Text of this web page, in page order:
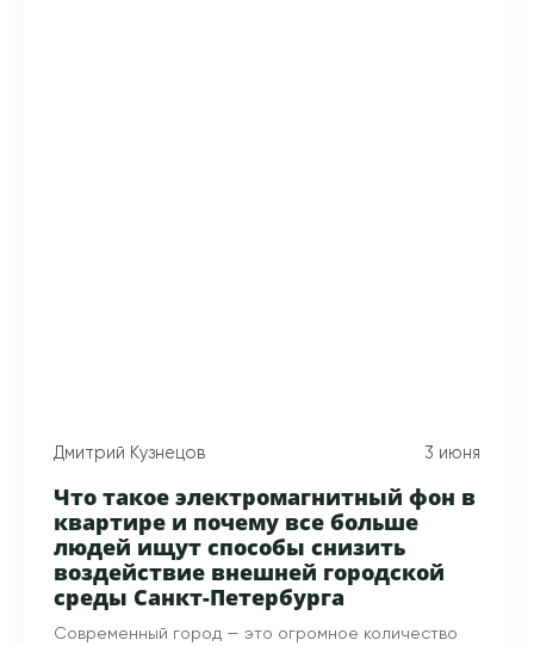
Дмитрий Кузнецов 3 июня
Что такое электромагнитный фон в
квартире и почему все больше
людей ищут способы снизить
воздействие внешней городской
среды Санкт-Петербурга
Современный город — это огромное количество